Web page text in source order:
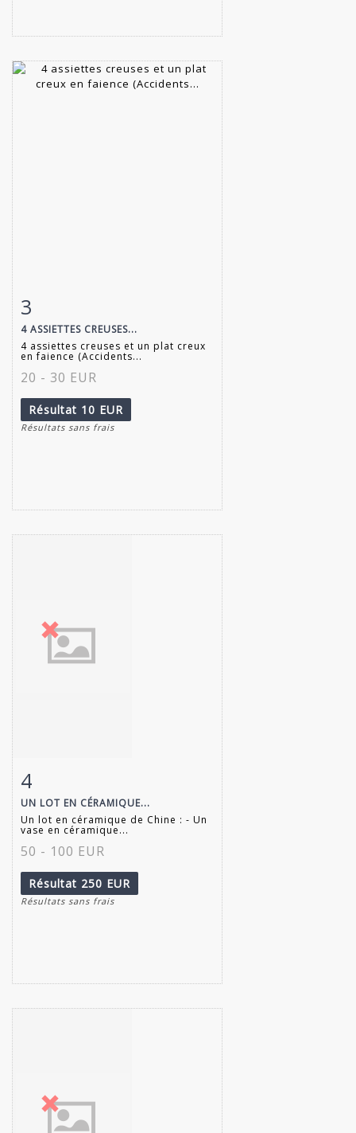
Fiche détaillée
3
4 ASSIETTES CREUSES...
4 assiettes creuses et un plat creux
en faience (Accidents...
20 - 30 EUR
Résultat 10 EUR
Résultats sans frais
Fiche détaillée
4
UN LOT EN CÉRAMIQUE...
Un lot en céramique de Chine : - Un
vase en céramique...
50 - 100 EUR
Résultat 250 EUR
Résultats sans frais